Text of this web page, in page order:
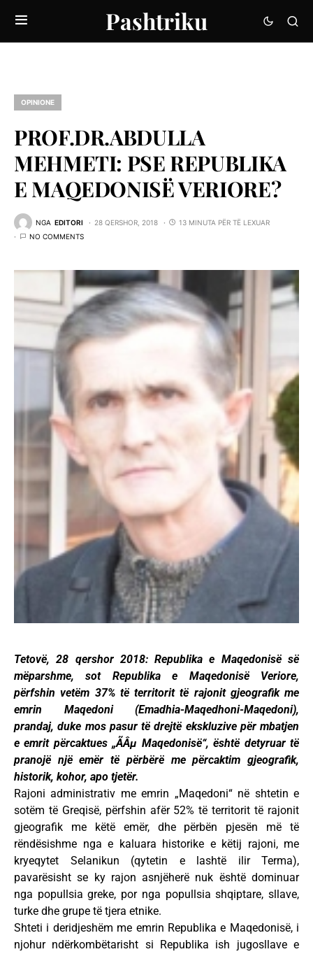
Pashtriku
OPINIONE
PROF.DR.ABDULLA
MEHMETI: PSE REPUBLIKA
E MAQEDONISË VERIORE?
NGA EDITORI 28 QERSHOR, 2018
13 MINUTA PËR TË LEXUAR
NO COMMENTS
Tetovë, 28 qershor 2018: Republika e Maqedonisë së
mëparshme, sot Republika e Maqedonisë Veriore,
përfshin vetëm 37% të territorit të rajonit gjeografik me
emrin Maqedoni (Emadhia-Maqedhoni-Maqedoni),
prandaj, duke mos pasur të drejtë ekskluzive për mbatjen
e emrit përcaktues „ÃÂµ Maqedonisë“, është detyruar të
pranojë një emër të përbërë me përcaktim gjeografik,
historik, kohor, apo tjetër.
Rajoni administrativ me emrin „Maqedoni“ në shtetin e
sotëm të Greqisë, përfshin afër 52% të territorit të rajonit
gjeografik me këtë emër, dhe përbën pjesën më të
rëndësishme nga e kaluara historike e këtij rajoni, me
kryeqytet Selanikun (qytetin e lashtë ilir Terma),
pavarësisht se ky rajon asnjëherë nuk është dominuar
nga popullsia greke, por nga popullsia shqiptare, sllave,
turke dhe grupe të tjera etnike.
Shteti i deridjeshëm me emrin Republika e Maqedonisë, i
njohur ndërkombëtarisht si Republika ish jugosllave e